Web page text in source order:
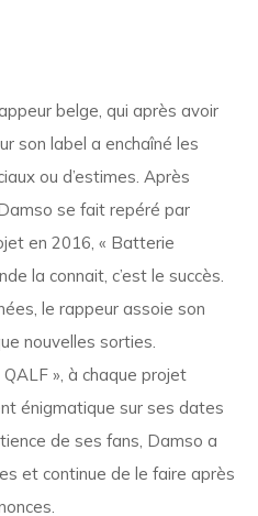
belge, qui après avoir
son label a enchaîné les
ou d’estimes. Après
se fait repéré par
en 2016, « Batterie
la connait, c’est le succès.
le rappeur assoie son
nouvelles sorties.
», à chaque projet
énigmatique sur ses dates
de ses fans, Damso a
et continue de le faire après